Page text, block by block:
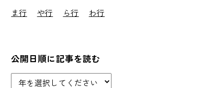
ま行
や行 ら行 わ行
公開日順に記事を読む